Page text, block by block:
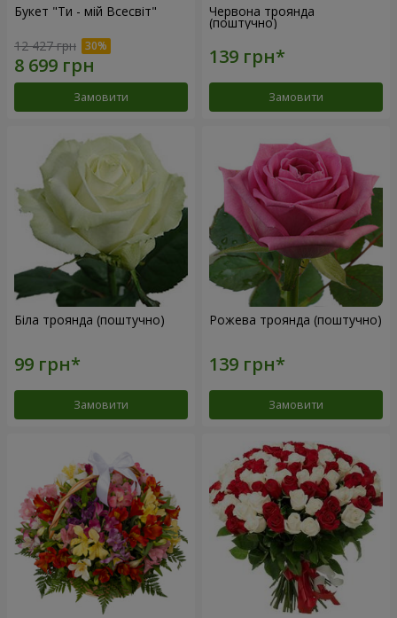
Букет "Ти - мій Всесвіт"
12 427 грн
Замовити
Червона троянда
(поштучно)
Замовити
Біла троянда (поштучно)
Замовити
Рожева троянда (поштучно)
Замовити